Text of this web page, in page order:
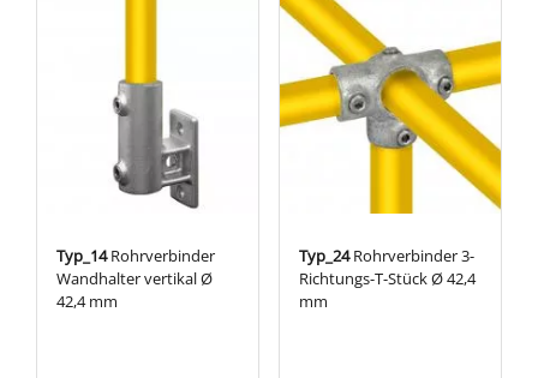
Typ_14Rohrverbinder
Wandhalter vertikal Ø
42,4 mm
Typ_24Rohrverbinder 3-
Richtungs-T-Stück Ø 42,4
mm